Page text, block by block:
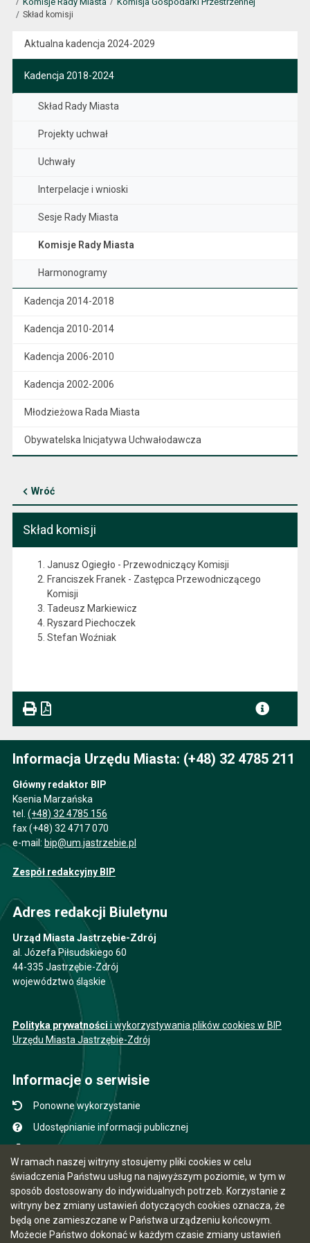
W ramach naszej witryny stosujemy pliki cookies w celu
świadczenia Państwu usług na najwyższym poziomie, w tym w
sposób dostosowany do indywidualnych potrzeb. Korzystanie z
witryny bez zmiany ustawień dotyczących cookies oznacza, że
będą one zamieszczane w Państwa urządzeniu końcowym.
Możecie Państwo dokonać w każdym czasie zmiany ustawień
Skład komisji
Aktualna kadencja 2024-2029
Kadencja 2018-2024
Skład Rady Miasta
Projekty uchwał
Uchwały
Interpelacje i wnioski
Sesje Rady Miasta
Komisje Rady Miasta
Harmonogramy
Kadencja 2014-2018
Kadencja 2010-2014
Kadencja 2006-2010
Kadencja 2002-2006
Młodzieżowa Rada Miasta
Obywatelska Inicjatywa Uchwałodawcza
Wróć
Skład komisji
Janusz Ogiegło - Przewodniczący Komisji
Franciszek Franek - Zastępca Przewodniczącego
Komisji
Tadeusz Markiewicz
Ryszard Piechoczek
Stefan Woźniak
Informacja Urzędu Miasta: (+48) 32 4785 211
Główny redaktor BIP
Ksenia Marzańska
tel. (+48) 32 4785 156
fax (+48) 32 4717 070
e-mail: bip@um.jastrzebie.pl
Zespół redakcyjny BIP
Adres redakcji Biuletynu
Urząd Miasta Jastrzębie-Zdrój
al. Józefa Piłsudskiego 60
44-335 Jastrzębie-Zdrój
województwo śląskie
Polityka prywatności i wykorzystywania plików cookies w BIP
Urzędu Miasta Jastrzębie-Zdrój
Informacje o serwisie
Ponowne wykorzystanie
Udostępnianie informacji publicznej
Instrukcja obsługi
Statystyki oglądalności
Ostatnio dodane
Ostatnia aktualizacja BIP: 06.08.2026 15:25